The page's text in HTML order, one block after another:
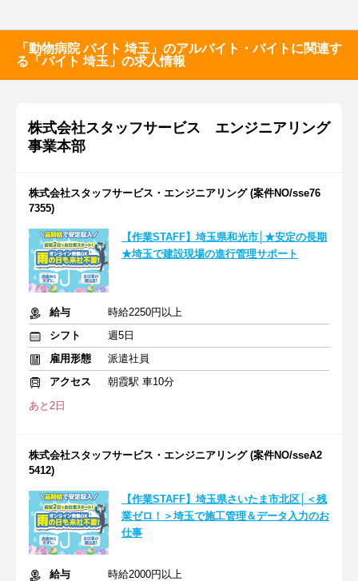
「動物病院 バイト 埼玉」のアルバイト・バイトに関連す
る「バイト 埼玉」の求人情報
株式会社スタッフサービス エンジニアリング
事業本部
株式会社スタッフサービス・エンジニアリング (案件NO/sse76
7355)
【作業STAFF】埼玉県和光市│★安定の長期
★埼玉で建設現場の進行管理サポート
給与
時給2250円以上
シフト
週5日
雇用形態
派遣社員
アクセス
朝霞駅 車10分
あと2日
株式会社スタッフサービス・エンジニアリング (案件NO/sseA2
5412)
【作業STAFF】埼玉県さいたま市北区│＜残
業ゼロ！＞埼玉で施工管理＆データ入力のお
仕事
給与 時給2000円以上